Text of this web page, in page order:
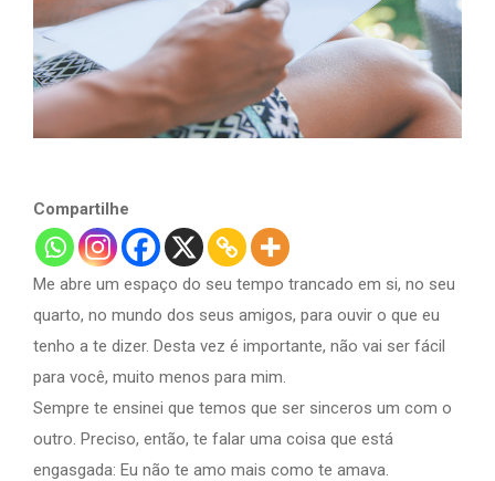
Compartilhe
Me abre um espaço do seu tempo trancado em si, no seu
quarto, no mundo dos seus amigos, para ouvir o que eu
tenho a te dizer. Desta vez é importante, não vai ser fácil
para você, muito menos para mim.
Sempre te ensinei que temos que ser sinceros um com o
outro. Preciso, então, te falar uma coisa que está
engasgada: Eu não te amo mais como te amava.